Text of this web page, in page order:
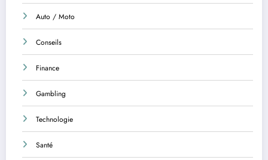
Auto / Moto
Conseils
Finance
Gambling
Technologie
Santé